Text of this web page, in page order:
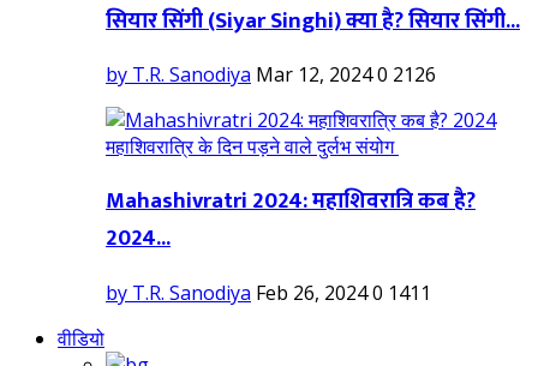
सियार सिंगी (Siyar Singhi) क्या है? सियार सिंगी...
by T.R. Sanodiya Mar 12, 20240 2126
Mahashivratri 2024: महाशिवरात्रि कब है?
2024...
by T.R. Sanodiya Feb 26, 20240 1411
वीडियो